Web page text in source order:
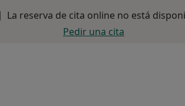
La reserva de cita online no está
Pedir una cita